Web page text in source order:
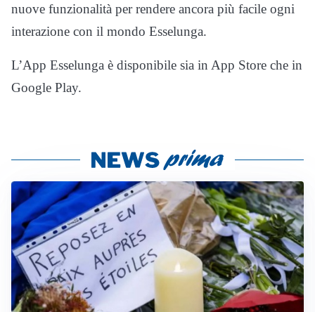
nuove funzionalità per rendere ancora più facile ogni
interazione con il mondo Esselunga.
L’App Esselunga è disponibile sia in App Store che in
Google Play.